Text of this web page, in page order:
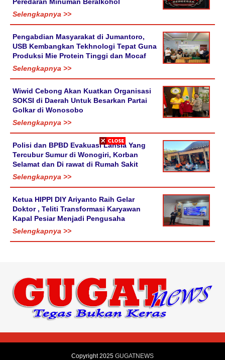
Selengkapnya >>
Pengabdian Masyarakat di Jumantoro,
USB Kembangkan Tekhnologi Tepat Guna
Produksi Mie Protein Tinggi dan Mocaf
Selengkapnya >>
Wiwid Cebong Akan Kuatkan Organisasi
SOKSI di Daerah Untuk Besarkan Partai
Golkar di Wonosobo
Selengkapnya >>
Polisi dan BPBD Evakuasi Lansia Yang
Tercubur Sumur di Wonogiri, Korban
Selamat dan Di rawat di Rumah Sakit
Selengkapnya >>
Ketua HIPPI DIY Ariyanto Raih Gelar
Doktor , Teliti Transformasi Karyawan
Kapal Pesiar Menjadi Pengusaha
Selengkapnya >>
Copyright 2025 GUGATNEWS